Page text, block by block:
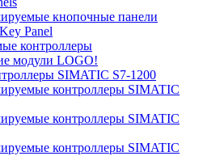
кнопочные панели
Panel
контроллеры
модули LOGO!
SIMATIC S7-1200
контроллеры SIMATIC
контроллеры SIMATIC
контроллеры SIMATIC